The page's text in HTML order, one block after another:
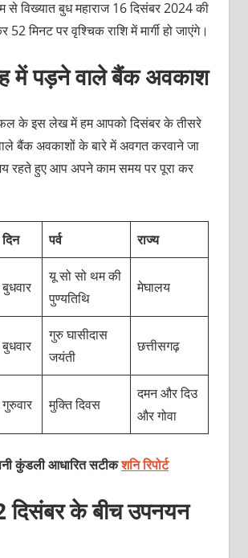
से विख्यात बुध महाराज 16 दिसंबर 2024 की
मिनट पर वृश्चिक राशि में मार्गी हो जाएंगे।
में पड़ने वाले बैंक अवकाश
के इस लेख में हम आपको दिसंबर के तीसरे
बैंक अवकाशों के बारे में अवगत करवाने जा
रहते हुए आप अपने काम समय पर पूरा कर
दिन पर्व राज्य
बुधवार
यू सो सो थम की
पुण्यतिथि
मेघालय
बुधवार
गुरु घासीदास
जयंती
छत्तीसगढ़
गुरुवार मुक्ति दिवस
दमन और दिउ
और गोवा
कुंडली आधारित सटीकशनि रिपोर्ट
के बीच उपनयन